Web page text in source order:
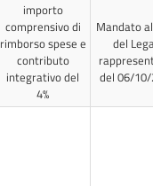
importo
comprensivo di
rimborso spese e
contributo
integrativo del
4%
Mandato
del
del 06/